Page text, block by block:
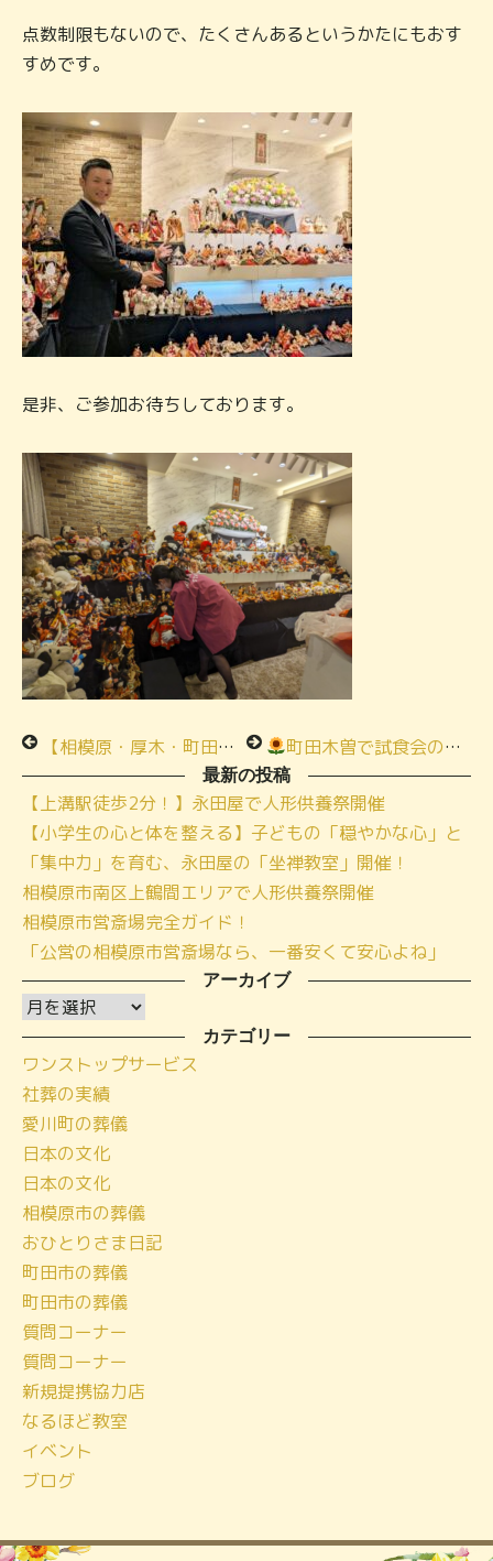
点数制限もないので、たくさんあるというかたにもおす
すめです。
是非、ご参加お待ちしております。
【相模原・厚木・町田からも便利】愛川町の人形供養祭｜永田屋 小さな家族葬ハウス®愛川 町田木曽で試食会のご案内～８月８日㈮～
最新の投稿
【上溝駅徒歩2分！】永田屋で人形供養祭開催
【小学生の心と体を整える】子どもの「穏やかな心」と
「集中力」を育む、永田屋の「坐禅教室」開催！
相模原市南区上鶴間エリアで人形供養祭開催
相模原市営斎場完全ガイド！
「公営の相模原市営斎場なら、一番安くて安心よね」
アーカイブ
ア
ー
カ
イ
ブ
カテゴリー
ワンストップサービス
社葬の実績
愛川町の葬儀
日本の文化
日本の文化
相模原市の葬儀
おひとりさま日記
町田市の葬儀
町田市の葬儀
質問コーナー
質問コーナー
新規提携協力店
なるほど教室
イベント
ブログ